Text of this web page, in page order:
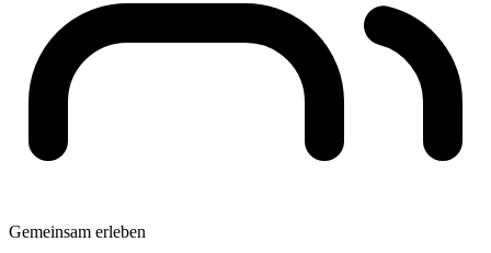
Gemeinsam erleben